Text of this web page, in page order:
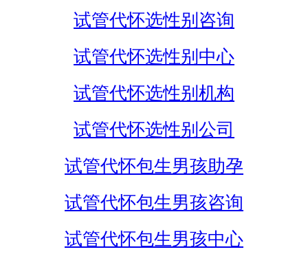
试管代怀选性别咨询
试管代怀选性别中心
试管代怀选性别机构
试管代怀选性别公司
试管代怀包生男孩助孕
试管代怀包生男孩咨询
试管代怀包生男孩中心